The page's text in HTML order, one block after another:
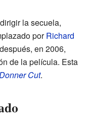
la secuela,
porRichard
en 2006,
de la película. Esta
Cut.